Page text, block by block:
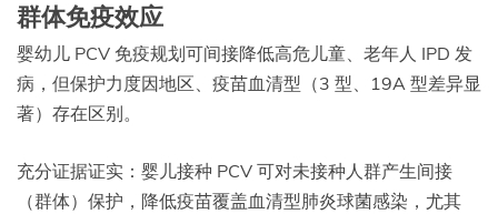
群体免疫效应
婴幼儿 PCV 免疫规划可间接降低高危儿童、老年人 IPD 发
病，但保护力度因地区、疫苗血清型（3 型、19A 型差异显
著）存在区别。
充分证据证实：婴儿接种 PCV 可对未接种人群产生间接
（群体）保护，降低疫苗覆盖血清型肺炎球菌感染，尤其